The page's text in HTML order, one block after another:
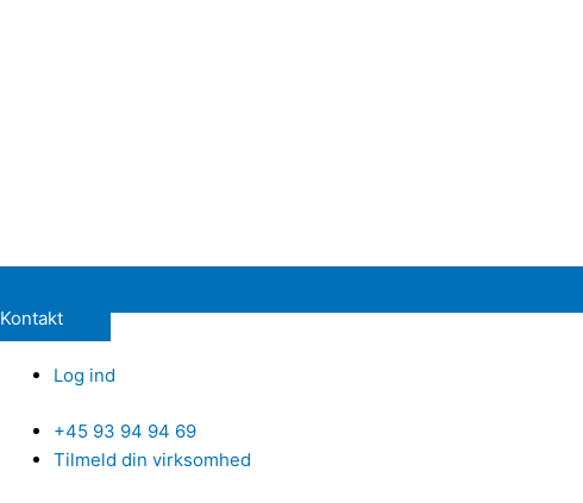
Kontakt
Log ind
+45 93 94 94 69
Tilmeld din virksomhed